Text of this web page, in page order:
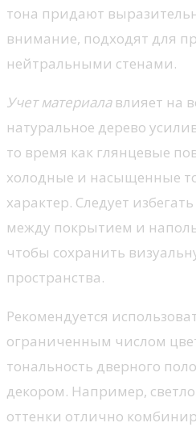
тона придают
внимание, подходят для
нейтральными стенами.
Учет материалавлияет на
натуральное дерево
то время как глянцевые
холодные и насыщенные
характер. Следует
между покрытием и
чтобы сохранить
пространства.
Рекомендуется
ограниченным числом
тональность дверного
декором. Например,
оттенки отлично